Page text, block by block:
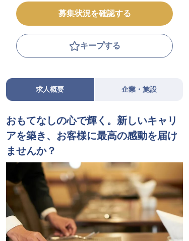
募集状況を確認する
キープする
求人概要 企業・施設
おもてなしの心で輝く。新しいキャリ
アを築き、お客様に最高の感動を届け
ませんか？